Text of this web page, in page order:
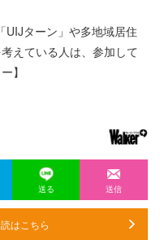
UIJターン」や多地域居住
えている人は、参加して
】
送る 送信
はこちら